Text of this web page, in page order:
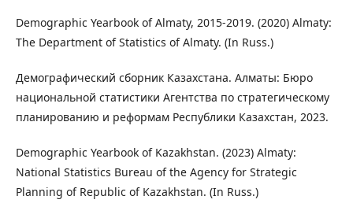
Demographic Yearbook of Almaty, 2015-2019. (2020) Almaty:
The Department of Statistics of Almaty. (In Russ.)
Демографический сборник Казахстана. Алматы: Бюро
национальной статистики Агентства по стратегическому
планированию и реформам Республики Казахстан, 2023.
Demographic Yearbook of Kazakhstan. (2023) Almaty:
National Statistics Bureau of the Agency for Strategic
Planning of Republic of Kazakhstan. (In Russ.)